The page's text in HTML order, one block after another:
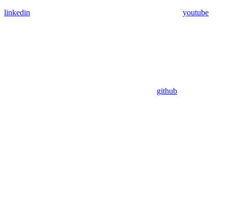
linkedin youtube
github